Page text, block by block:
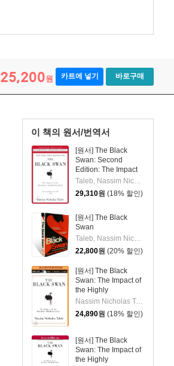
25,200원 카트에 넣기 바로구매
이 책의 원서/번역서
[원서] The Black
Swan: Second
Edition: The Impact
of the Highly
Improbable: With a
New Section: On
Fragility
Taleb, Nassim Nicholas
29,310원 (18% 할인)
[원서] The Black
Swan
Taleb, Nassim Nicholas
22,800원 (20% 할인)
[원서] The Black
Swan: The Impact of
the Highly
Improbable
Nassim Nicholas Taleb/David Chandler (NRT)
24,890원 (18% 할인)
[원서] The Black
Swan: The Impact of
the Highly